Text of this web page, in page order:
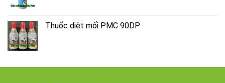
Thuốc diệt mối PMC 90DP